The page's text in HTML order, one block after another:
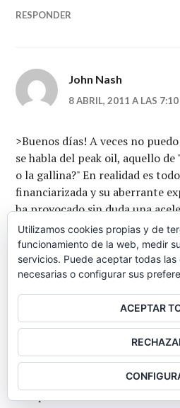
RESPONDER
John Nash
8 ABRIL, 2011 A LAS 7:10
>Buenos días! A veces no
se habla del peak oil, aquello
o la gallina?" En realidad es
financiarizada y su aberrante
ha provocado sin duda una
creo que el peak oil sea
la caída de los salarios, de la
fortunas del planeta (en su
ingeniería financiera basada en
riesgo que poco tenían que ver
cambio, lo que era un
convertirse en problema vital
energia en general) y
futuro. Pero no temáis, la
atenta a todo aquello con lo
aunque ello nos lleve a la
Utilizamos cookies propias y de
funcionamiento de la web, medir
servicios. Puede aceptar todas
necesarias o configurar sus
ACEPTAR